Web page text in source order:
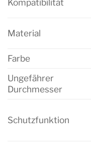
Kompatibilität
Material
Farbe
Ungefährer
Durchmesser
Schutzfunktion